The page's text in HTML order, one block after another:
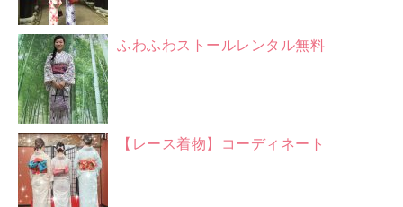
ふわふわストールレンタル無料
【レース着物】コーディネート